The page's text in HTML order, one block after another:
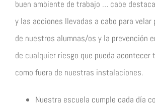
buen ambiente de trabajo … cabe
y las acciones llevadas a cabo para velar
de nuestros alumnas/os y la prevención
de cualquier riesgo que pueda acontecer
como fuera de nuestras instalaciones.
Nuestra escuela cumple cada día